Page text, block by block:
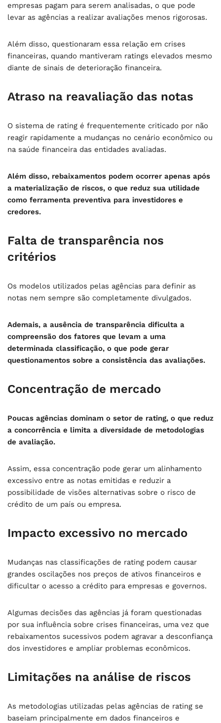
empresas pagam para serem analisadas, o que pode
levar as agências a realizar avaliações menos rigorosas.
Além disso, questionaram essa relação em crises
financeiras, quando mantiveram ratings elevados mesmo
diante de sinais de deterioração financeira.
Atraso na reavaliação das notas
O sistema de rating é frequentemente criticado por não
reagir rapidamente a mudanças no cenário econômico ou
na saúde financeira das entidades avaliadas.
Além disso, rebaixamentos podem ocorrer apenas após
a materialização de riscos, o que reduz sua utilidade
como ferramenta preventiva para investidores e
credores.
Falta de transparência nos
critérios
Os modelos utilizados pelas agências para definir as
notas nem sempre são completamente divulgados.
Ademais, a ausência de transparência dificulta a
compreensão dos fatores que levam a uma
determinada classificação, o que pode gerar
questionamentos sobre a consistência das avaliações.
Concentração de mercado
Poucas agências dominam o setor de rating, o que reduz
a concorrência e limita a diversidade de metodologias
de avaliação.
Assim, essa concentração pode gerar um alinhamento
excessivo entre as notas emitidas e reduzir a
possibilidade de visões alternativas sobre o risco de
crédito de um país ou empresa.
Impacto excessivo no mercado
Mudanças nas classificações de rating podem causar
grandes oscilações nos preços de ativos financeiros e
dificultar o acesso a crédito para empresas e governos.
Algumas decisões das agências já foram questionadas
por sua influência sobre crises financeiras, uma vez que
rebaixamentos sucessivos podem agravar a desconfiança
dos investidores e ampliar problemas econômicos.
Limitações na análise de riscos
As metodologias utilizadas pelas agências de rating se
baseiam principalmente em dados financeiros e